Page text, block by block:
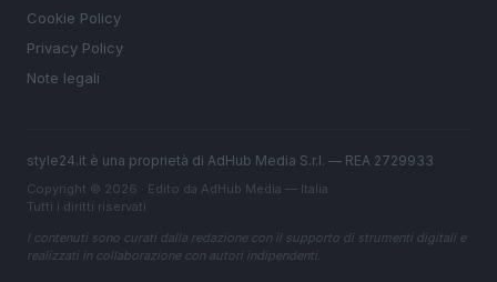
Cookie Policy
Privacy Policy
Note legali
style24.it è una proprietà di AdHub Media S.r.l. — REA 2729933
Copyright © 2026 · Edito da AdHub Media — Italia
Tutti i diritti riservati
I contenuti sono curati dalla redazione con il supporto di strumenti digitali e
realizzati in collaborazione con autori indipendenti.